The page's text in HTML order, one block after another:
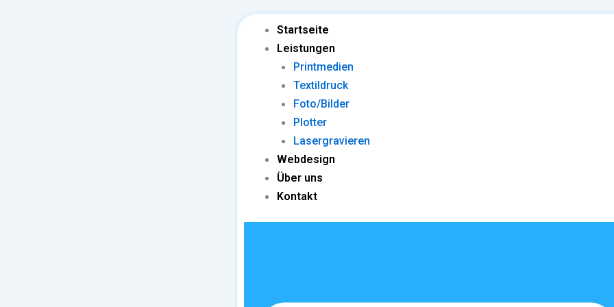
Startseite
Leistungen
Printmedien
Textildruck
Foto/Bilder
Plotter
Lasergravieren
Webdesign
Über uns
Kontakt